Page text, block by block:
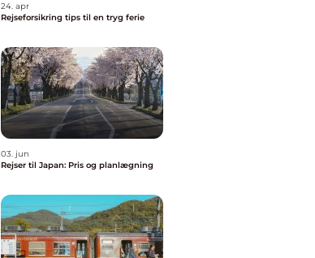
24. apr
Rejseforsikring tips til en tryg ferie
03. jun
Rejser til Japan: Pris og planlægning